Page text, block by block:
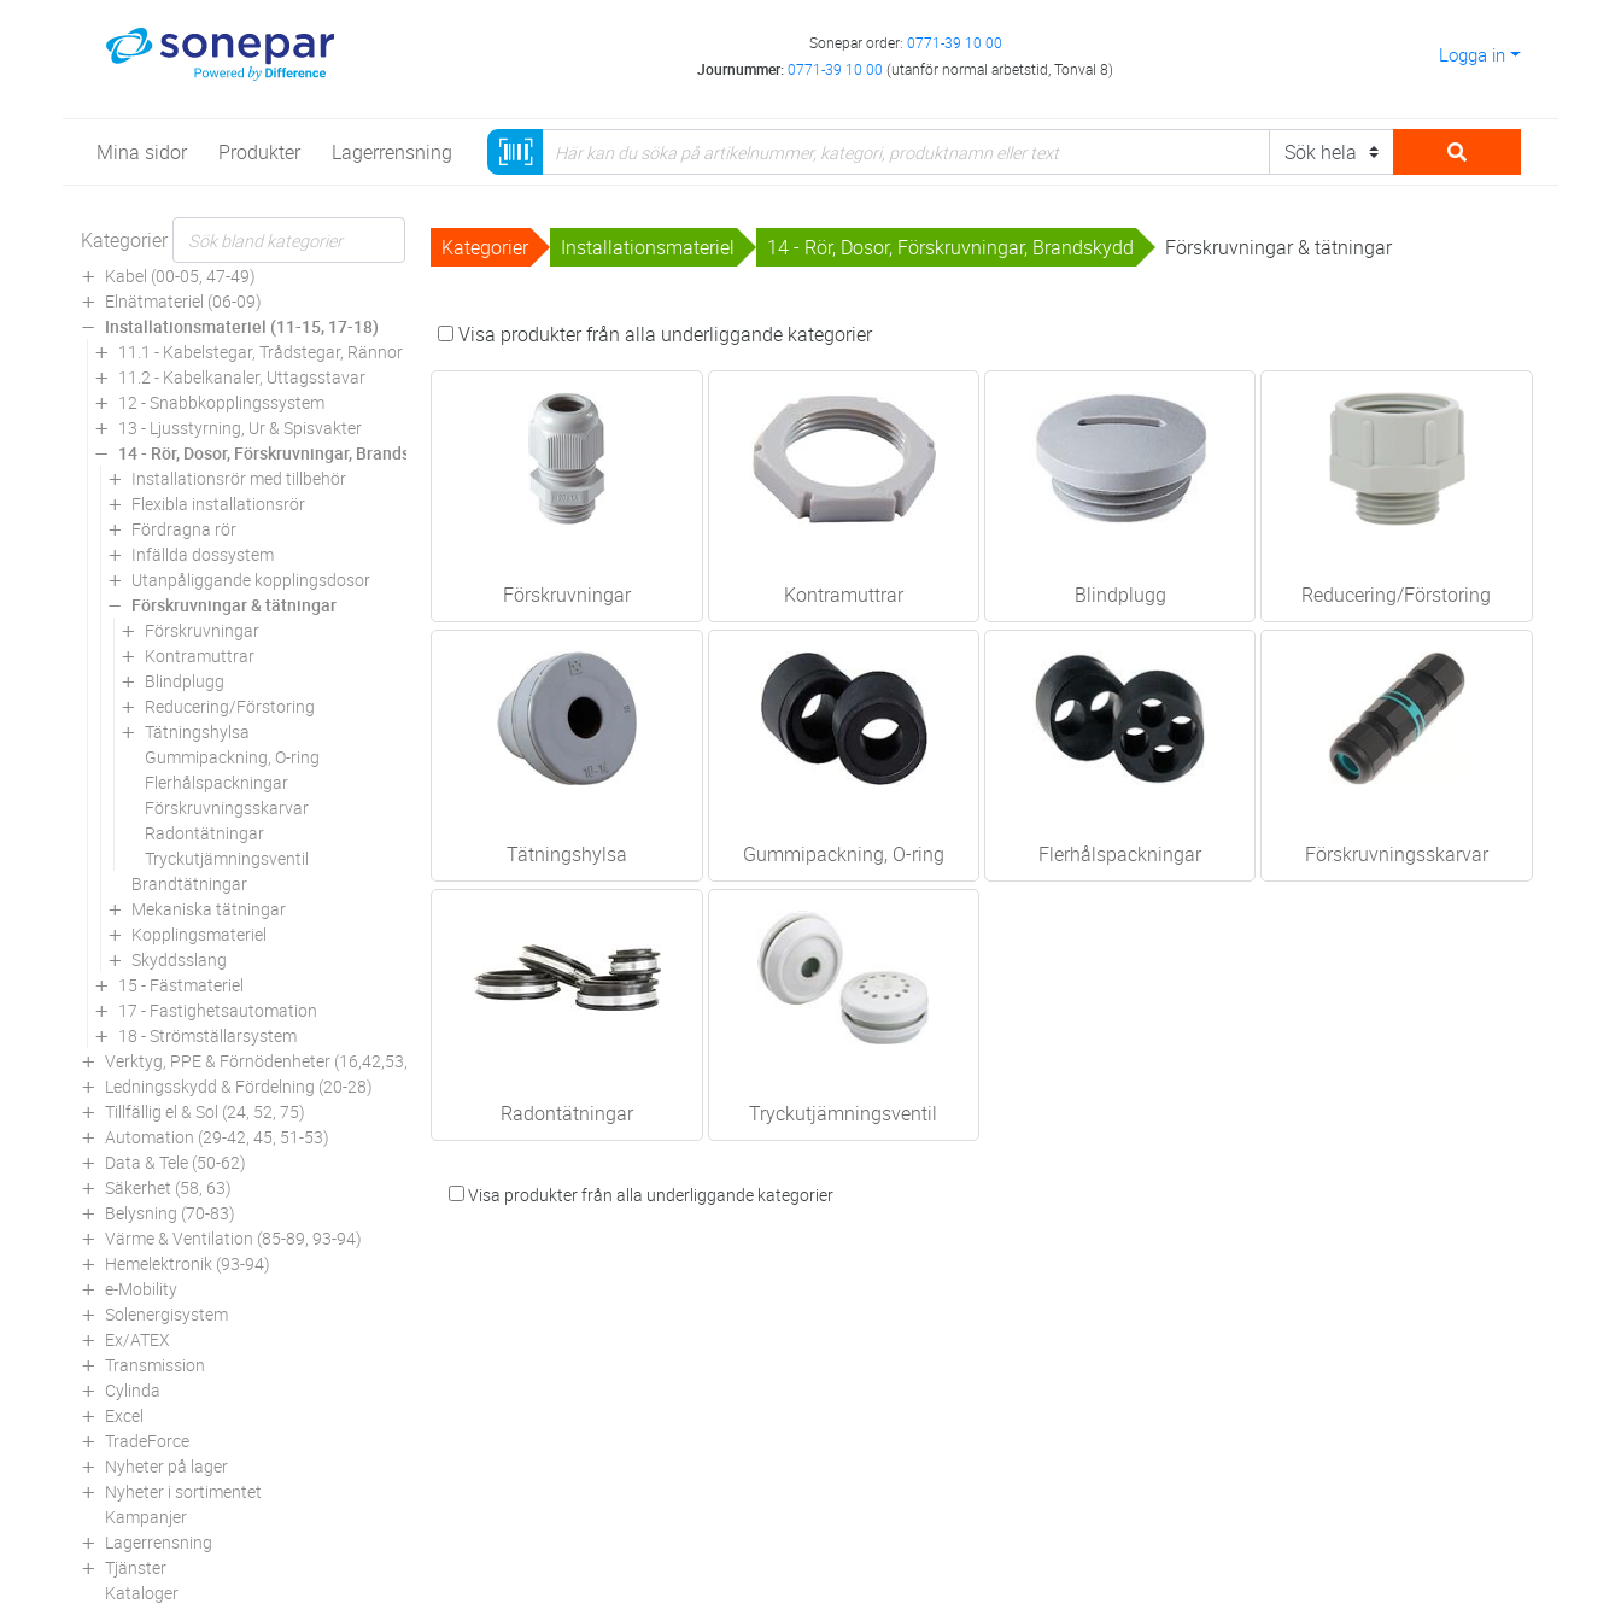
Sonepar order: 0771-39 10 00
Journummer:0771-39 10 00 (utanför normal arbetstid, Tonval 8)
Logga in
Mina sidor Produkter Lagerrensning
Kategorier
Kabel (00-05, 47-49)
Elnätmateriel (06-09)
Installationsmateriel (11-15, 17-18)
11.1 - Kabelstegar, Trådstegar, Rännor
11.2 - Kabelkanaler, Uttagsstavar
12 - Snabbkopplingssystem
13 - Ljusstyrning, Ur & Spisvakter
14 - Rör, Dosor, Förskruvningar, Brandskydd
Installationsrör med tillbehör
Flexibla installationsrör
Fördragna rör
Infällda dossystem
Utanpåliggande kopplingsdosor
Förskruvningar & tätningar
Förskruvningar
Kontramuttrar
Blindplugg
Reducering/Förstoring
Tätningshylsa
Gummipackning, O-ring
Flerhålspackningar
Förskruvningsskarvar
Radontätningar
Tryckutjämningsventil
Brandtätningar
Mekaniska tätningar
Kopplingsmateriel
Skyddsslang
15 - Fästmateriel
17 - Fastighetsautomation
18 - Strömställarsystem
Verktyg, PPE & Förnödenheter (16,42,53,94)
Ledningsskydd & Fördelning (20-28)
Tillfällig el & Sol (24, 52, 75)
Automation (29-42, 45, 51-53)
Data & Tele (50-62)
Säkerhet (58, 63)
Belysning (70-83)
Värme & Ventilation (85-89, 93-94)
Hemelektronik (93-94)
e-Mobility
Solenergisystem
Ex/ATEX
Transmission
Cylinda
Excel
TradeForce
Nyheter på lager
Nyheter i sortimentet
Kampanjer
Lagerrensning
Tjänster
Kataloger
Kategorier Installationsmateriel 14 - Rör, Dosor, Förskruvningar, Brandskydd Förskruvningar & tätningar
Visa produkter från alla underliggande kategorier
Förskruvningar Kontramuttrar Blindplugg Reducering/Förstoring
Tätningshylsa Gummipackning, O-ring Flerhålspackningar Förskruvningsskarvar
Radontätningar Tryckutjämningsventil
Visa produkter från alla underliggande kategorier